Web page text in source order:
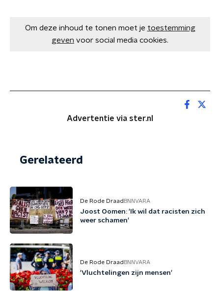
Om deze inhoud te tonen moet je toestemming
geven voor social media cookies.
Advertentie via ster.nl
Gerelateerd
De Rode Draad BNNVARA
Joost Oomen: 'Ik wil dat racisten zich
weer schamen'
De Rode Draad BNNVARA
'Vluchtelingen zijn mensen'